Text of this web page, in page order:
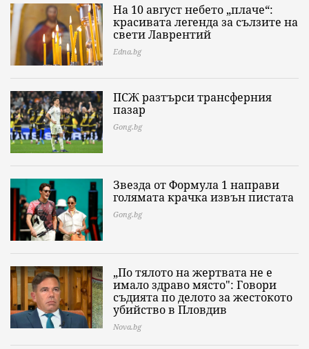
На 10 август небето „плаче“:
красивата легенда за сълзите на
свети Лаврентий
Edna.bg
ПСЖ разтърси трансферния
пазар
Gong.bg
Звезда от Формула 1 направи
голямата крачка извън пистата
Gong.bg
„По тялото на жертвата не е
имало здраво място": Говори
съдията по делото за жестокото
убийство в Пловдив
Nova.bg